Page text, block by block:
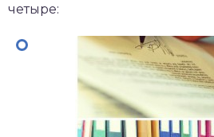
четыре: